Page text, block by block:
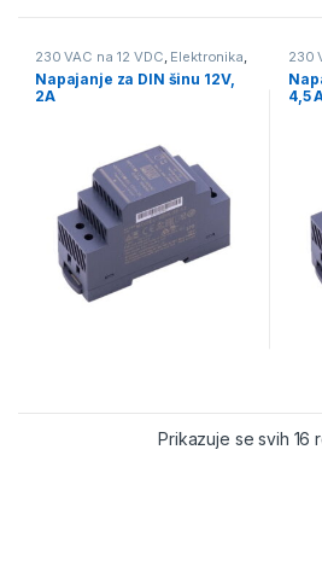
230 VAC na 12 VDC, Elektronika,
Napajanje
Napajanje za DIN šinu 12V,
2A
230
4,5
Prikazuje se svih 16